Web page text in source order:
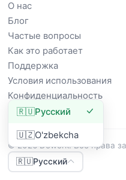
О нас
Блог
Частые вопросы
Как это работает
Поддержка
Условия использования
Конфиденциальность
© 2026 Dowork. Все права
🇷🇺Русский
🇷🇺Русский
🇺🇿O'zbekcha